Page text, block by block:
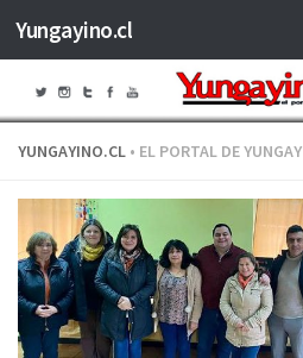
Saltar al contenido
Yungayino.cl
YUNGAYINO.CL • EL PORTAL DE YUNGAY